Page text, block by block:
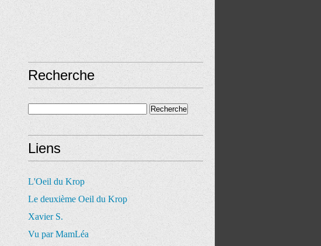
Recherche
Liens
L'Oeil du Krop
Le deuxième Oeil du Krop
Xavier S.
Vu par MamLéa